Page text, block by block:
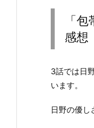
「
感想
3話では日
います。
日野の優し